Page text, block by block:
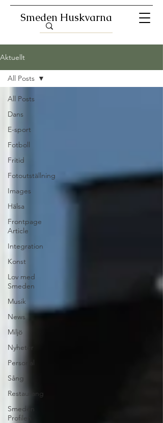
Smeden Huskvarna
Aktuellt
All Posts
Dans
E-sport
Fotboll
Fritid
Fotoutställning
Images
Hälsa
Frontpage
Article
Integration
Konst
Lov med
Smeden
Musik
News
Miljö
Nyheter
Personal
Sång
Restaurang
Smeden
Profilen
All Posts